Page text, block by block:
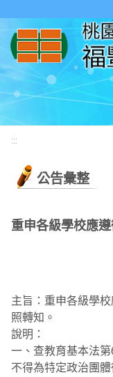
:::
公告彙整
重申各級學校應
主旨：重申各級學
照轉知。
說明：
一、查教育基本法
不得為特定政治團